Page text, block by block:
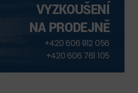
VYZKOUŠENÍ
NA PRODEJNĚ
+420 606 912 056
+420 606 761 105